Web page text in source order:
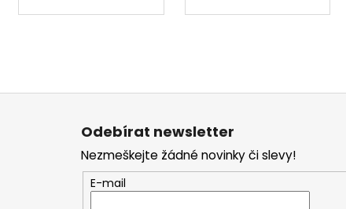
Odebírat newsletter
Nezmeškejte žádné novinky či slevy!
E-mail